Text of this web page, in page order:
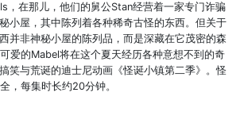
，在那儿，他们的舅公Stan经营着一家专门诈骗
小屋，其中陈列着各种稀奇古怪的东西。但关于
并非神秘小屋的陈列品，而是深藏在它茂密的森
爱的Mabel将在这个夏天经历各种意想不到的奇
笑与荒诞的迪士尼动画《怪诞小镇第二季》。怪
，每集时长约20分钟。